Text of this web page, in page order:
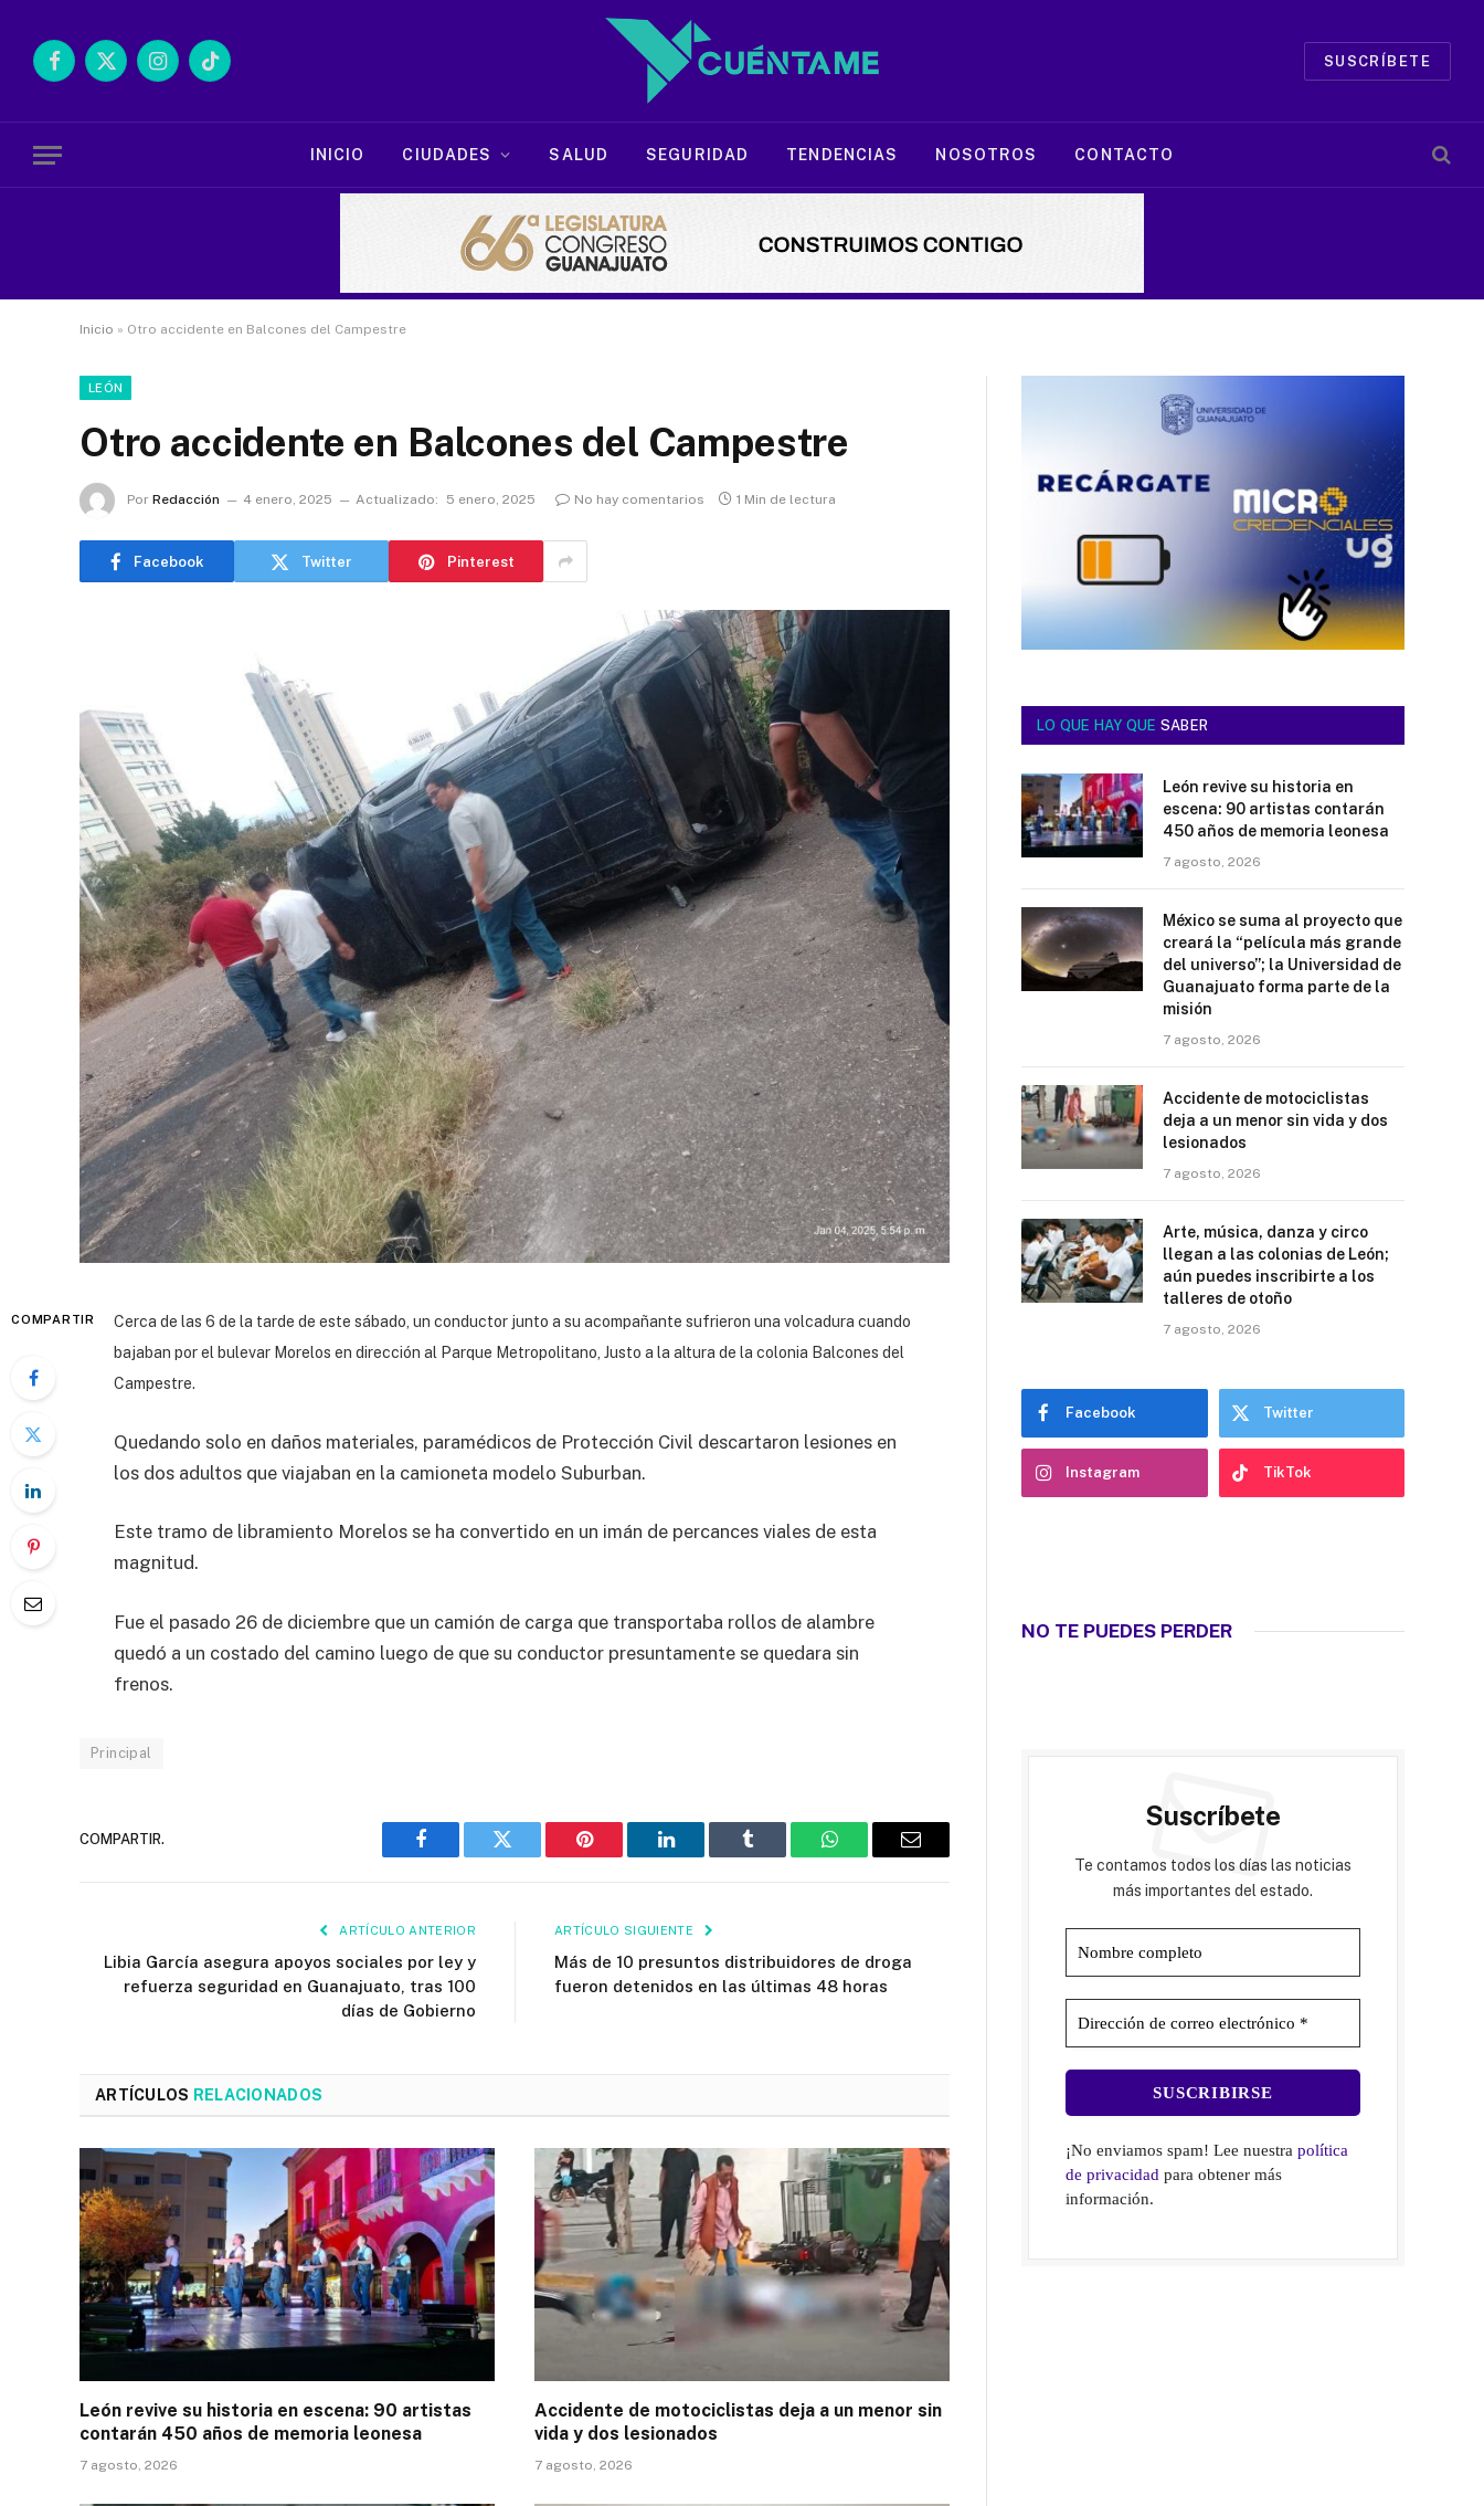
Facebook
X
InstagramTikTok
SUSCRÍBETE
INICIO CIUDADES SALUD SEGURIDAD TENDENCIAS NOSOTROS CONTACTO
Inicio » Otro accidente en Balcones del Campestre
LEÓN
Otro accidente en Balcones del Campestre
Por Redacción 4 enero, 2025 Actualizado: 5 enero, 2025 No hay comentarios 1 Min de lectura
Facebook Twitter Pinterest
COMPARTIR
Cerca de las 6 de la tarde de este sábado, un conductor junto a su acompañante sufrieron una volcadura cuando
bajaban por el bulevar Morelos en dirección al Parque Metropolitano, Justo a la altura de la colonia Balcones del
Campestre.
Quedando solo en daños materiales, paramédicos de Protección Civil descartaron lesiones en
los dos adultos que viajaban en la camioneta modelo Suburban.
Este tramo de libramiento Morelos se ha convertido en un imán de percances viales de esta
magnitud.
Fue el pasado 26 de diciembre que un camión de carga que transportaba rollos de alambre
quedó a un costado del camino luego de que su conductor presuntamente se quedara sin
frenos.
Principal
COMPARTIR.
Facebook Twitter Pinterest LinkedIn Tumblr WhatsAppEmail
ARTÍCULO ANTERIOR
Libia García asegura apoyos sociales por ley y
refuerza seguridad en Guanajuato, tras 100
días de Gobierno
ARTÍCULO SIGUIENTE
Más de 10 presuntos distribuidores de droga
fueron detenidos en las últimas 48 horas
ARTÍCULOS RELACIONADOS
León revive su historia en escena: 90 artistas
contarán 450 años de memoria leonesa
7 agosto, 2026
Accidente de motociclistas deja a un menor sin
vida y dos lesionados
7 agosto, 2026
LO QUE HAY QUE SABER
León revive su historia en
escena: 90 artistas contarán
450 años de memoria leonesa
7 agosto, 2026
México se suma al proyecto que
creará la “película más grande
del universo”; la Universidad de
Guanajuato forma parte de la
misión
7 agosto, 2026
Accidente de motociclistas
deja a un menor sin vida y dos
lesionados
7 agosto, 2026
Arte, música, danza y circo
llegan a las colonias de León;
aún puedes inscribirte a los
talleres de otoño
7 agosto, 2026
Facebook Twitter
Instagram TikTok
NO TE PUEDES PERDER
Suscríbete
Te contamos todos los días las noticias
más importantes del estado.
¡No enviamos spam! Lee nuestrapolítica
de privacidad para obtener más
información.